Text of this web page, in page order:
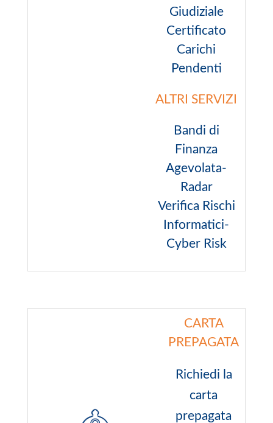
Giudiziale
Certificato
Carichi
Pendenti
ALTRI SERVIZI
Bandi di
Finanza
Agevolata-
Radar
Verifica Rischi
Informatici-
Cyber Risk
CARTA
PREPAGATA
Richiedi la
carta
prepagata